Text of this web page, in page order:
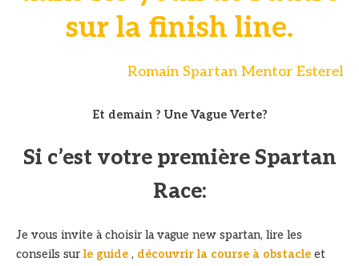
sur la finish line.
Romain Spartan Mentor Esterel
Et demain ? Une Vague Verte?
Si c’est votre première Spartan
Race:
Je vous invite à choisir la vague new spartan, lire les
conseils surle guide , découvrir la course à obstacle et